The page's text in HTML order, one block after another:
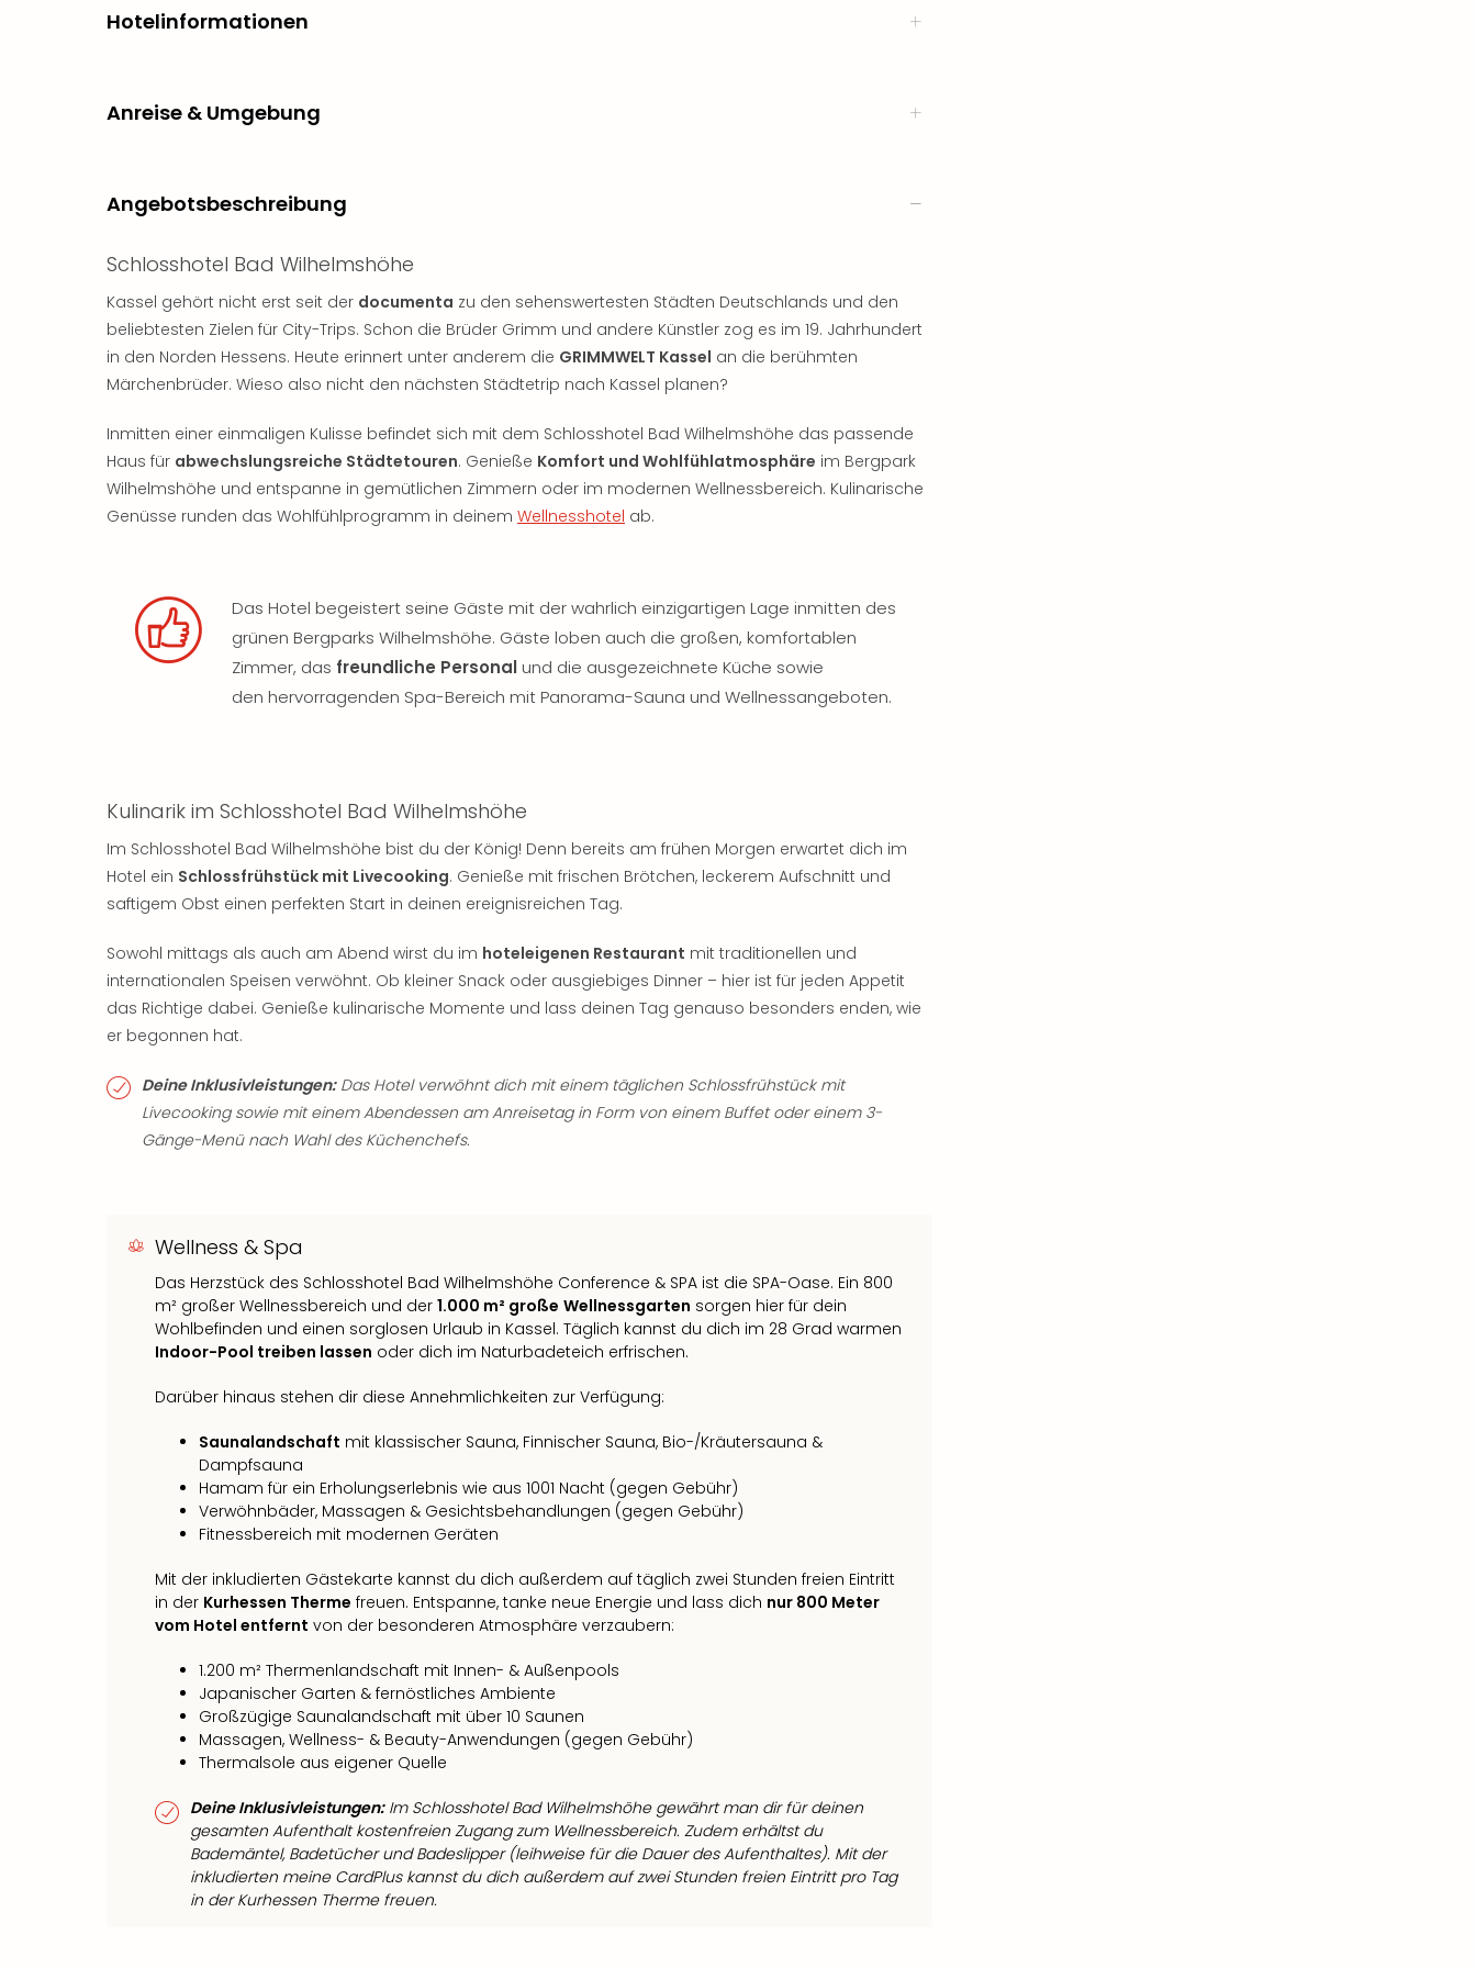
Hotelinformationen
Anreise & Umgebung
Angebotsbeschreibung
Schlosshotel Bad Wilhelmshöhe
Kassel gehört nicht erst seit der documenta zu den sehenswertesten Städten Deutschlands und den
beliebtesten Zielen für City-Trips. Schon die Brüder Grimm und andere Künstler zog es im 19. Jahrhundert
in den Norden Hessens. Heute erinnert unter anderem die GRIMMWELT Kassel an die berühmten
Märchenbrüder. Wieso also nicht den nächsten Städtetrip nach Kassel planen?
Inmitten einer einmaligen Kulisse befindet sich mit dem Schlosshotel Bad Wilhelmshöhe das passende
Haus für abwechslungsreiche Städtetouren. Genieße Komfort und Wohlfühlatmosphäre im Bergpark
Wilhelmshöhe und entspanne in gemütlichen Zimmern oder im modernen Wellnessbereich. Kulinarische
Genüsse runden das Wohlfühlprogramm in deinem Wellnesshotel ab.
Das Hotel begeistert seine Gäste mit der wahrlich einzigartigen Lage inmitten des
grünen Bergparks Wilhelmshöhe. Gäste loben auch die großen, komfortablen
Zimmer, das freundliche Personalund die ausgezeichnete Küche sowie
den hervorragenden Spa-Bereich mit Panorama-Sauna und Wellnessangeboten.
Kulinarik im Schlosshotel Bad Wilhelmshöhe
Im Schlosshotel Bad Wilhelmshöhe bist du der König! Denn bereits am frühen Morgen erwartet dich im
Hotel ein Schlossfrühstück mit Livecooking. Genieße mit frischen Brötchen, leckerem Aufschnitt und
saftigem Obst einen perfekten Start in deinen ereignisreichen Tag.
Sowohl mittags als auch am Abend wirst du im hoteleigenen Restaurant mit traditionellen und
internationalen Speisen verwöhnt. Ob kleiner Snack oder ausgiebiges Dinner – hier ist für jeden Appetit
das Richtige dabei. Genieße kulinarische Momente und lass deinen Tag genauso besonders enden, wie
er begonnen hat.
Deine Inklusivleistungen:Das Hotel verwöhnt dich mit einem täglichen Schlossfrühstück mit
Livecooking sowie mit einem Abendessen am Anreisetag in Form von einem Buffet oder einem 3-
Gänge-Menü nach Wahl des Küchenchefs.
Wellness & Spa
Das Herzstück des Schlosshotel Bad Wilhelmshöhe Conference & SPA ist die SPA-Oase. Ein 800
m² großer Wellnessbereich und der 1.000 m² große Wellnessgarten sorgen hier für dein
Wohlbefinden und einen sorglosen Urlaub in Kassel. Täglich kannst du dich im 28 Grad warmen
Indoor-Pool treiben lassen oder dich im Naturbadeteich erfrischen.
Darüber hinaus stehen dir diese Annehmlichkeiten zur Verfügung:
Saunalandschaft mit klassischer Sauna, Finnischer Sauna, Bio-/Kräutersauna &
Dampfsauna
Hamam für ein Erholungserlebnis wie aus 1001 Nacht (gegen Gebühr)
Verwöhnbäder, Massagen & Gesichtsbehandlungen (gegen Gebühr)
Fitnessbereich mit modernen Geräten
Mit der inkludierten Gästekarte kannst du dich außerdem auf täglich zwei Stunden freien Eintritt
in der Kurhessen Therme freuen. Entspanne, tanke neue Energie und lass dich nur 800 Meter
vom Hotel entfernt von der besonderen Atmosphäre verzaubern:
1.200 m² Thermenlandschaft mit Innen- & Außenpools
Japanischer Garten & fernöstliches Ambiente
Großzügige Saunalandschaft mit über 10 Saunen
Massagen, Wellness- & Beauty-Anwendungen (gegen Gebühr)
Thermalsole aus eigener Quelle
Deine Inklusivleistungen:Im Schlosshotel Bad Wilhelmshöhe gewährt man dir für deinen
gesamten Aufenthalt kostenfreien Zugang zum Wellnessbereich. Zudem erhältst du
Bademäntel, Badetücher und Badeslipper (leihweise für die Dauer des Aufenthaltes). Mit der
inkludierten meine CardPlus kannst du dich außerdem auf zwei Stunden freien Eintritt pro Tag
in der Kurhessen Therme freuen.